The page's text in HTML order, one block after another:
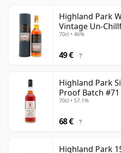
Highland Park
Vintage Un-
años
70cl • 46%
49 € ?
Highland Park
Proof Batch
años
70cl • 57.1%
68 € ?
Highland Park